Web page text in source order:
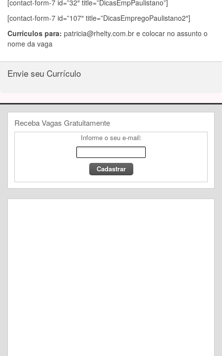
[contact-form-7 id=”32″ title=”DicasEmpPaulistano”]
[contact-form-7 id=”107″ title=”DicasEmpregoPaulistano2″]
Currículos para: patricia@rhelty.com.br e colocar no assunto o
nome da vaga
Envie seu Currículo
Receba Vagas Gratuitamente
Informe o seu e-mail: